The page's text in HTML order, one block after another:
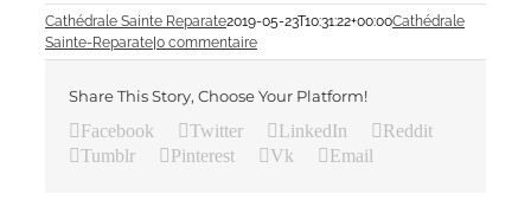
Cathédrale Sainte Reparate2019-05-23T10:31:22+00:00Cathédrale
Sainte-Reparate|0 commentaire
Share This Story, Choose Your Platform!
Facebook Twitter LinkedIn
Reddit
Tumblr
Pinterest Vk Email